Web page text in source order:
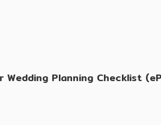
Wedding Planning Checklist